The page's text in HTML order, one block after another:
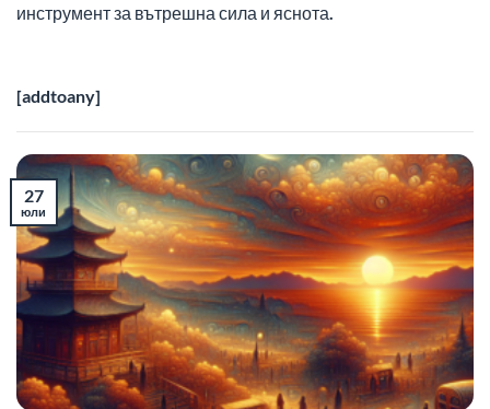
инструмент за вътрешна сила и яснота.
[addtoany]
27
юли